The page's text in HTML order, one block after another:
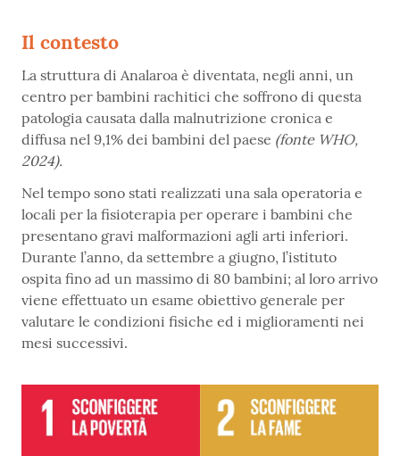
Il contesto
La struttura di Analaroa è diventata, negli anni, un
centro per bambini rachitici che soffrono di questa
patologia causata dalla malnutrizione cronica e
diffusa nel 9,1% dei bambini del paese (fonte WHO,
2024).
Nel tempo sono stati realizzati una sala operatoria e
locali per la fisioterapia per operare i bambini che
presentano gravi malformazioni agli arti inferiori.
Durante l’anno, da settembre a giugno, l’istituto
ospita fino ad un massimo di 80 bambini; al loro arrivo
viene effettuato un esame obiettivo generale per
valutare le condizioni fisiche ed i miglioramenti nei
mesi successivi.